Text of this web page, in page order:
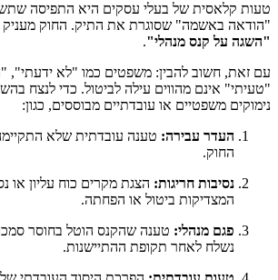
טעות קלאסית של בעלי עסקים היא התפיסה
"הודאה באשמה" שסוגרת את התיק. החוק מעניק
"השגה על קנס מנהלי".
עם זאת, חשוב להבין: משפטים כמו "לא ידעתי",
"טעיתי" אינם מהווים עילה לביטול. כדי לנצח
נימוקים משפטיים או עובדתיים מבוססים, כגון:
העדר עבירה: טענה עובדתית שלא
החוק.
נסיבות חריגות: הצגת מקרים כוח עליון או
המצדיקות ביטול או הפחתה.
פגם מנהלי: טענה שהקנס הוטל בחוסר
נשלח לאחר תקופת ההתיישנות.